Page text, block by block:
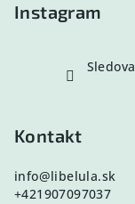
Instagram
Kontakt
info@libelula.sk
+421907097037